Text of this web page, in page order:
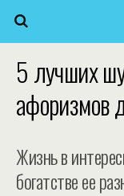
5 лучших
афоризмов
Жизнь в
богатстве ее